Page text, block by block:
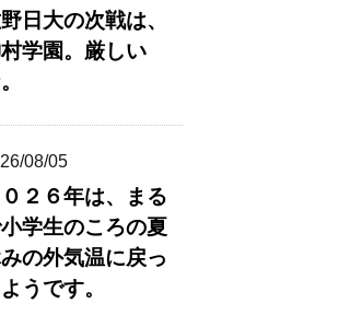
日大の次戦は、
学園。厳しい
08/05
０２６年は、まる
学生のころの夏
の外気温に戻っ
うです。